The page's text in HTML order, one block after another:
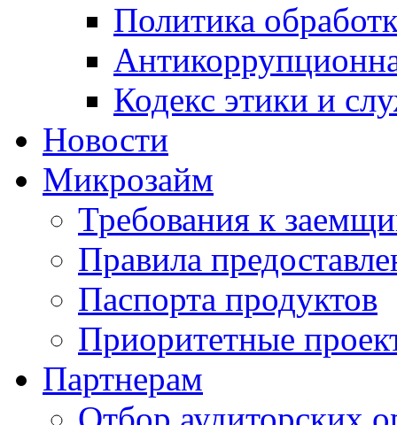
Политика
Кодекс этики и
Новости
Микрозайм
Требования к
Правила
Паспорта продуктов
Приоритетные
Партнерам